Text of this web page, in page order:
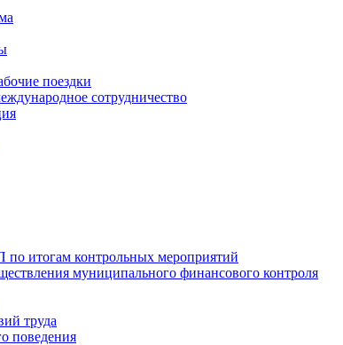
поездки
сотрудничество
итогам контрольных мероприятий
муниципального финансового контроля
труда
поведения